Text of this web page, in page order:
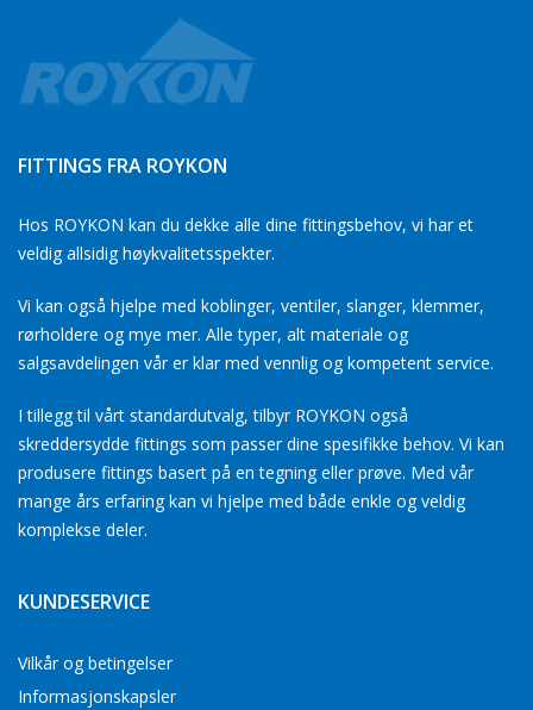
FITTINGS FRA ROYKON
Hos ROYKON kan du dekke alle dine fittingsbehov, vi har et
veldig allsidig høykvalitetsspekter.
Vi kan også hjelpe med koblinger, ventiler, slanger, klemmer,
rørholdere og mye mer. Alle typer, alt materiale og
salgsavdelingen vår er klar med vennlig og kompetent service.
I tillegg til vårt standardutvalg, tilbyr ROYKON også
skreddersydde fittings som passer dine spesifikke behov. Vi kan
produsere fittings basert på en tegning eller prøve. Med vår
mange års erfaring kan vi hjelpe med både enkle og veldig
komplekse deler.
KUNDESERVICE
Vilkår og betingelser
Informasjonskapsler